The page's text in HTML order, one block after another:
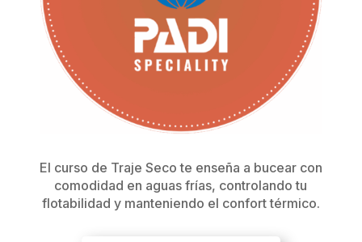
El curso de Traje Seco te enseña a bucear con
comodidad en aguas frías, controlando tu
flotabilidad y manteniendo el confort térmico.